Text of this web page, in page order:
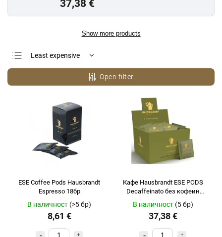
37,38 €
Show more products
Least expensive
Bestsellers
Alphabetically
Open filter
ESE Coffee Pods Hausbrandt
Espresso 18бр
В наличност (>5 бр)
8,61 €
Кафе Hausbrandt ESE PODS
Decaffeinato без кофеин
КУТИЯ 72 бр.
В наличност (5 бр)
37,38 €